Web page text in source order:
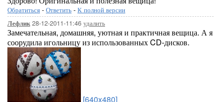
Обратиться - Ответить - К полной версии
Лефлик28-12-2011-11:46 удалить
Замечательная, домашняя, уютная и практичная вещица. А я
соорудила игольницу из использованных CD-дисков.
[640x480]